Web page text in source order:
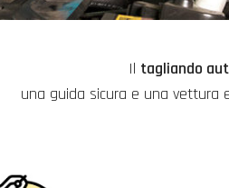
Il tagliando
una guida sicura e una vettura